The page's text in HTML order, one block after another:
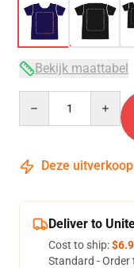
Bekijk maattabel
Deze
Deliver to
Cost to ship:
Standard -